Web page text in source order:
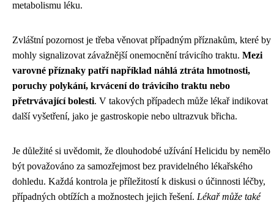
metabolismu léku.
Zvláštní pozornost je třeba věnovat případným příznakům, které by
mohly signalizovat závažnější onemocnění trávicího traktu. Mezi
varovné příznaky patří například náhlá ztráta hmotnosti,
poruchy polykání, krvácení do trávicího traktu nebo
přetrvávající bolesti. V takových případech může lékař indikovat
další vyšetření, jako je gastroskopie nebo ultrazvuk břicha.
Je důležité si uvědomit, že dlouhodobé užívání Helicidu by nemělo
být považováno za samozřejmost bez pravidelného lékařského
dohledu. Každá kontrola je příležitostí k diskusi o účinnosti léčby,
případných obtížích a možnostech jejich řešení. Lékař může také